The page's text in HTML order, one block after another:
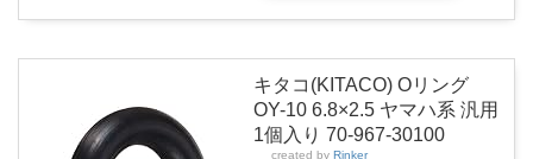
キタコ(KITACO) Oリング
OY-10 6.8×2.5 ヤマハ系 汎用
1個入り 70-967-30100
created by Rinker